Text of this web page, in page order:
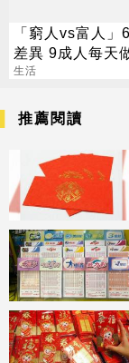
「窮人vs富人」
差異 9成人每天
生活
推薦閱讀